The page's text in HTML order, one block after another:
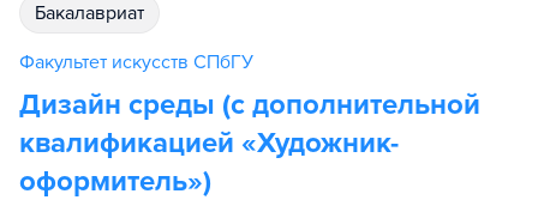
бакалавриат
Факультет искусств СПбГУ
Дизайн среды (с дополнительной
квалификацией «Художник-
оформитель»)